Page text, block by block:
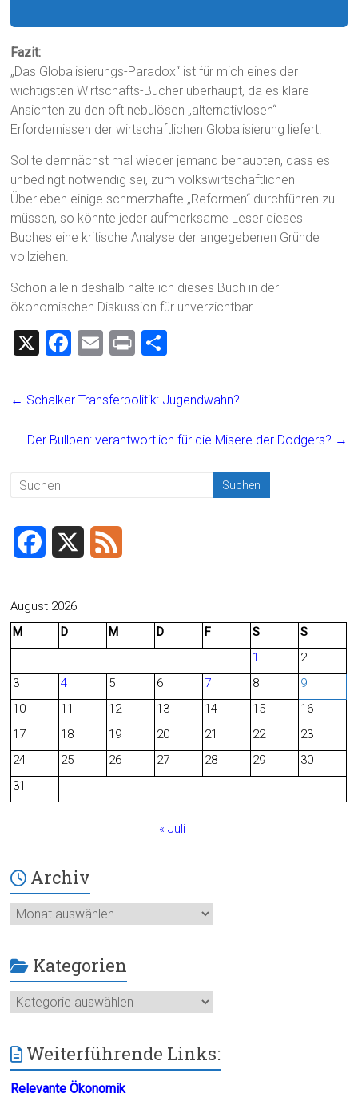
Fazit:
„Das Globalisierungs-Paradox“ ist für mich eines der
wichtigsten Wirtschafts-Bücher überhaupt, da es klare
Ansichten zu den oft nebulösen „alternativlosen“
Erfordernissen der wirtschaftlichen Globalisierung liefert.
Sollte demnächst mal wieder jemand behaupten, dass es
unbedingt notwendig sei, zum volkswirtschaftlichen
Überleben einige schmerzhafte „Reformen“ durchführen zu
müssen, so könnte jeder aufmerksame Leser dieses
Buches eine kritische Analyse der angegebenen Gründe
vollziehen.
Schon allein deshalb halte ich dieses Buch in der
ökonomischen Diskussion für unverzichtbar.
X
F
ce
o
E
ai
Pr
t
e
← Schalker Transferpolitik: Jugendwahn?
Der Bullpen: verantwortlich für die Misere der Dodgers? →
c
b
o
August 2026
M
D M D F S
S
1
2
3
4 5 6 7 8
9
10
11 12 13 14 15
16
17
18 19 20 21 22
23
24
25 26 27 28 29
30
31
« Juli
Archiv
Archiv
Kategorien
Kategorien
Weiterführende Links:
Relevante Ökonomik